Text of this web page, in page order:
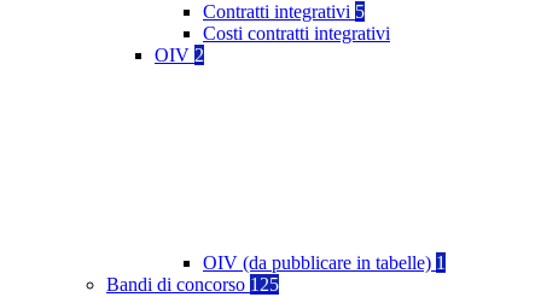
Contratti integrativi 5
Costi contratti integrativi
OIV 2
OIV (da pubblicare in tabelle) 1
Bandi di concorso 125